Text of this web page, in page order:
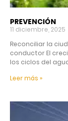
PREVENCIÓN
11 diciembre, 2025
Reconciliar la
conductor El
los ciclos del
Leer más »